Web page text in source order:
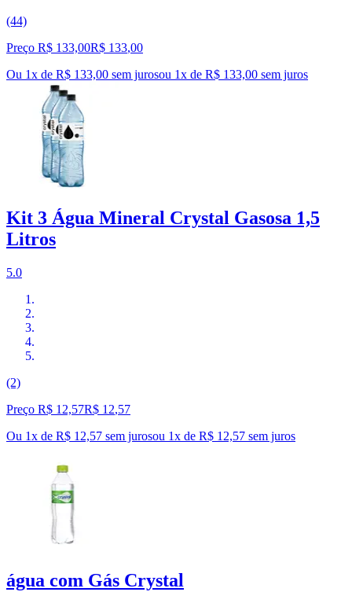
(44)
Preço R$ 133,00R$ 133,00
Ou 1x de R$ 133,00 sem jurosou 1x de R$ 133,00 sem juros
Kit 3 Água Mineral Crystal Gasosa 1,5
Litros
5.0
(2)
Preço R$ 12,57R$ 12,57
Ou 1x de R$ 12,57 sem jurosou 1x de R$ 12,57 sem juros
água com Gás Crystal